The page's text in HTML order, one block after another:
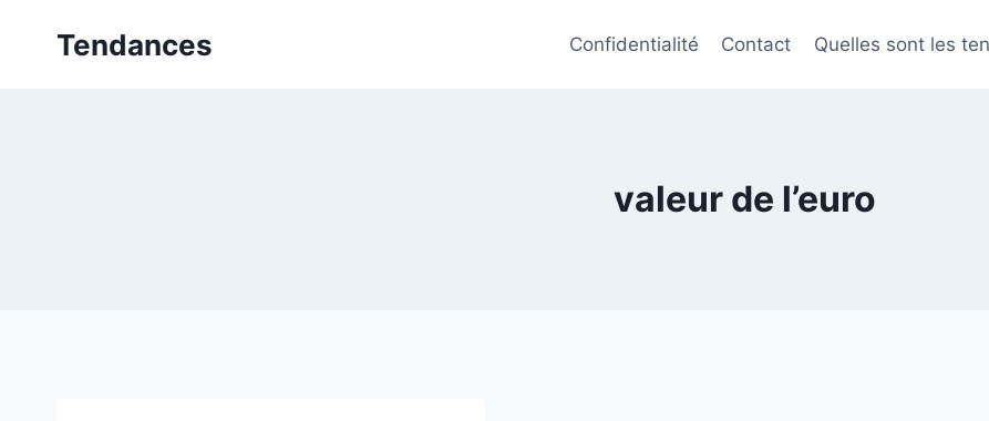
Tendances Confidentialité Contact Quelles sont les
valeur de l’euro